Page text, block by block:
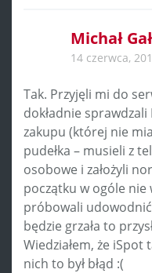
Michał
14 czerwca,
Tak. Przyjęli mi do
dokładnie
zakupu (której nie
pudełka – musieli z
osobowe i założyli
początku w ogóle nie
próbowali
będzie grzała to
Wiedziałem, że iSpot
nich to był błąd :(